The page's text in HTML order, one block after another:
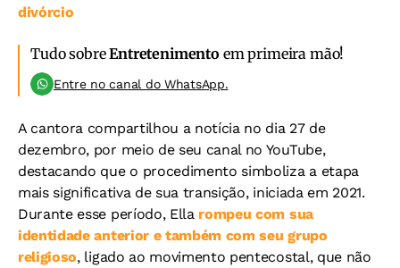
divórcio
Tudo sobreEntretenimento em primeira mão!
Entre no canal do WhatsApp.
A cantora compartilhou a notícia no dia 27 de
dezembro, por meio de seu canal no YouTube,
destacando que o procedimento simboliza a etapa
mais significativa de sua transição, iniciada em 2021.
Durante esse período, Ella rompeu com sua
identidade anterior e também com seu grupo
religioso, ligado ao movimento pentecostal, que não